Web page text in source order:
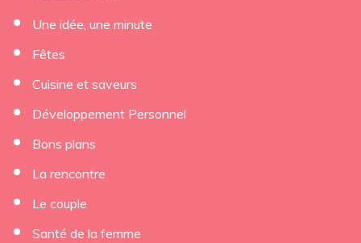
Une idée, une minute
Fêtes
Cuisine et saveurs
Développement Personnel
Bons plans
La rencontre
Le couple
Santé de la femme